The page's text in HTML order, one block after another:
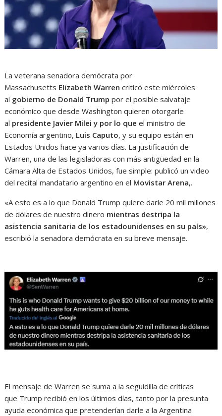
La veterana senadora demócrata por
Massachusetts Elizabeth Warren criticó este miércoles
al gobierno de Donald Trumppor el posible salvataje
económico que desde Washington quieren otorgarle
al presidente Javier Milei y por lo que el ministro de
Economía argentino, Luis Caputo, y su equipo están en
Estados Unidos hace ya varios días. La justificación de
Warren, una de las legisladoras con más antigüedad en la
Cámara Alta de Estados Unidos, fue simple: publicó un video
del recital mandatario argentino en el Movistar Arena,.
«A esto es a lo que Donald Trump quiere darle 20 mil millones
de dólares de nuestro dinero mientras destripa la
asistencia sanitaria de los estadounidenses en su país»,
escribió la senadora demócrata en su breve mensaje.
El mensaje de Warren se suma a la seguidilla de críticas
que Trump recibió en los últimos días, tanto por la presunta
ayuda económica que pretenderían darle a la Argentina